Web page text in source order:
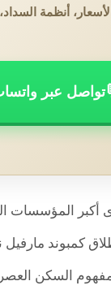
أنظمة
تواصل عبر
المؤسسات
مفهوم السكن